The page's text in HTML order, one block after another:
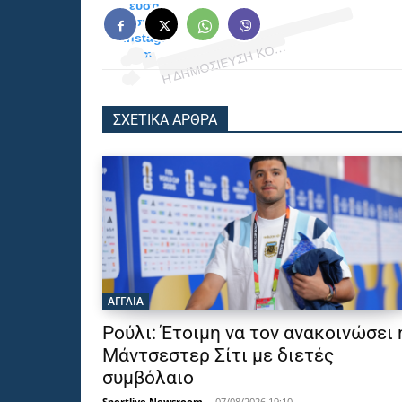
ευση
στο
Instagr
am.
Η
ΟΙΝ
C)
ΣΧΕΤΙΚΑ ΑΡΘΡΑ
ΑΓΓΛΙΑ
Ρούλι: Έτοιμη να τον ανακοινώσει
Μάντσεστερ Σίτι με διετές
συμβόλαιο